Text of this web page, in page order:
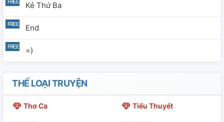
Kẻ Thứ Ba
End
=)
THỂ LOẠI TRUYỆN
Thơ Ca Tiểu Thuyết